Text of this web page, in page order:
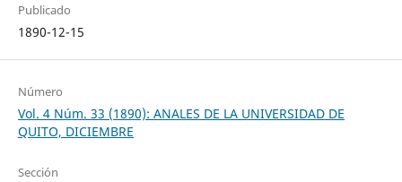
Publicado
1890-12-15
Número
Vol. 4 Núm. 33 (1890): ANALES DE LA UNIVERSIDAD DE
QUITO, DICIEMBRE
Sección